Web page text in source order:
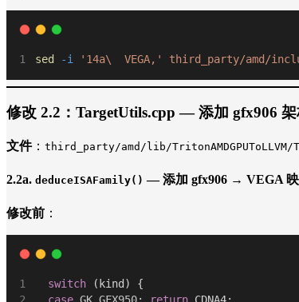
sed -i '14a\  VEGA,' third_party/amd/
修改 2.2：TargetUtils.cpp — 添加 gfx906
文件： third_party/amd/lib/
2.2a. deduceISAFamily() — 添加 gfx906 → VEGA
修改前 ：
switch (kind) {